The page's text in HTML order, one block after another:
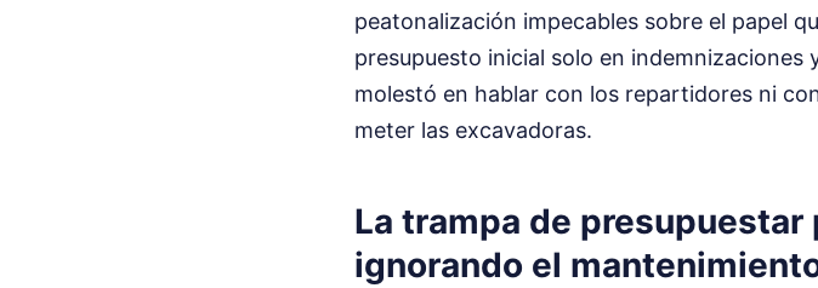
peatonalización impecables sobre el papel
presupuesto inicial solo en indemnizaciones
molestó en hablar con los repartidores ni
meter las excavadoras.
La trampa de
ignorando el